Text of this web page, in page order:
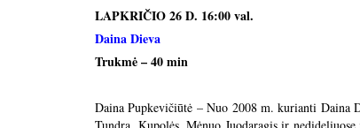
LAPKRIČIO 26 D. 16:00 val.
Daina Dieva
Trukmė – 40 min
Daina Pupkevičiūtė – Nuo 2008 m. kurianti Daina